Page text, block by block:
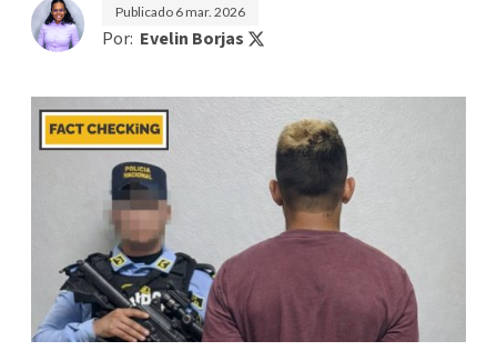
Publicado 6 mar. 2026
Por: Evelin Borjas